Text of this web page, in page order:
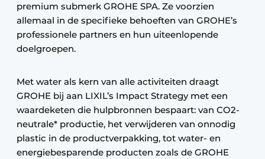
premium submerk GROHE SPA. Ze voorzien
allemaal in de specifieke behoeften van GROHE’s
professionele partners en hun uiteenlopende
doelgroepen.
Met water als kern van alle activiteiten draagt
GROHE bij aan LIXIL’s Impact Strategy met een
waardeketen die hulpbronnen bespaart: van CO2-
neutrale* productie, het verwijderen van onnodig
plastic in de productverpakking, tot water- en
energiebesparende producten zoals de GROHE